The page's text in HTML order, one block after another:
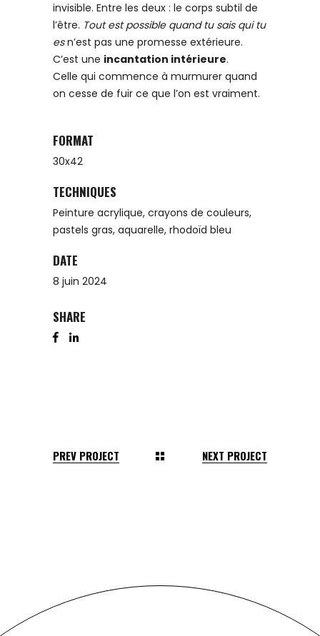
invisible. Entre les deux : le corps subtil de
l’être. Tout est possible quand tu sais qui tu
esn’est pas une promesse extérieure.
C’est une incantation intérieure.
Celle qui commence à murmurer quand
on cesse de fuir ce que l’on est vraiment.
FORMAT
30x42
TECHNIQUES
Peinture acrylique, crayons de couleurs,
pastels gras, aquarelle, rhodoïd bleu
DATE
8 juin 2024
SHARE
PREV PROJECT NEXT PROJECT